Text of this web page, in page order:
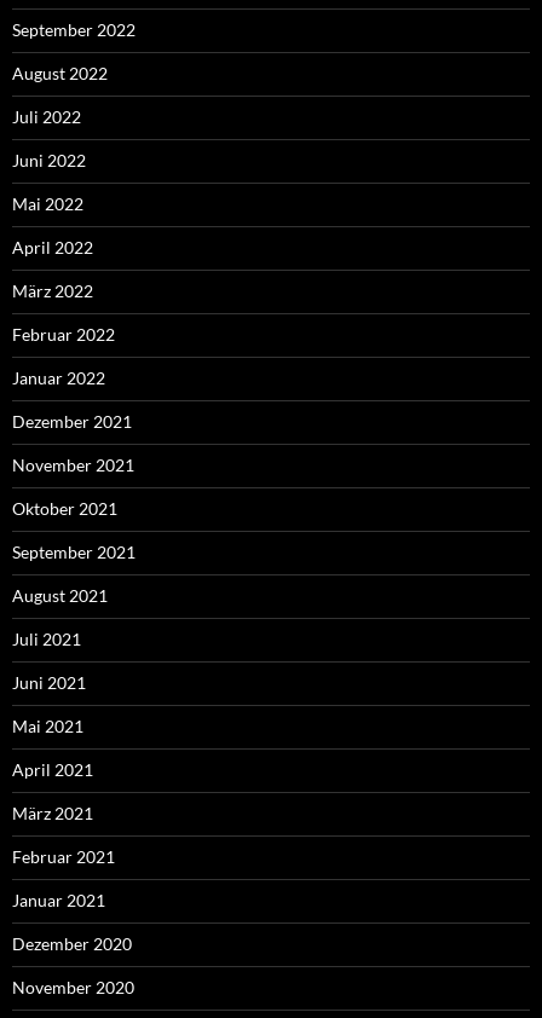
September 2022
August 2022
Juli 2022
Juni 2022
Mai 2022
April 2022
März 2022
Februar 2022
Januar 2022
Dezember 2021
November 2021
Oktober 2021
September 2021
August 2021
Juli 2021
Juni 2021
Mai 2021
April 2021
März 2021
Februar 2021
Januar 2021
Dezember 2020
November 2020